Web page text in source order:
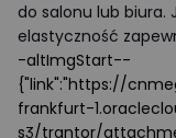
do salonu lub biura.
elastyczność
-altImgStart--
{"link":"https://
frankfurt-
s3/trantor/